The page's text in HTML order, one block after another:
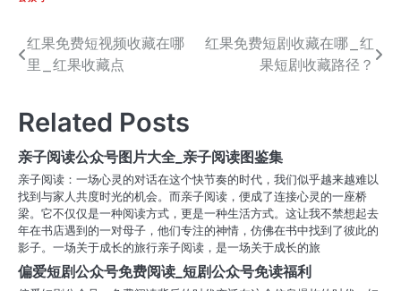
文
导
航
红果免费短视频收藏在哪
里_红果收藏点
红果免费短剧收藏在哪_红
果短剧收藏路径？
Related Posts
亲子阅读公众号图片大全_亲子阅读图鉴集
亲子阅读：一场心灵的对话在这个快节奏的时代，我们似乎越来越难以
找到与家人共度时光的机会。而亲子阅读，便成了连接心灵的一座桥
梁。它不仅仅是一种阅读方式，更是一种生活方式。这让我不禁想起去
年在书店遇到的一对母子，他们专注的神情，仿佛在书中找到了彼此的
影子。一场关于成长的旅行亲子阅读，是一场关于成长的旅
偏爱短剧公众号免费阅读_短剧公众号免读福利